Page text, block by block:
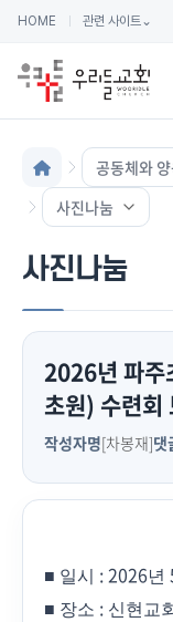
HOME 관련 사이트⌄
공동체와
사진나눔
사진나눔
2026년 파주
초원) 수련회
작성자명[차봉재]댓
■ 일시 : 2026년
■ 장소 : 신현교